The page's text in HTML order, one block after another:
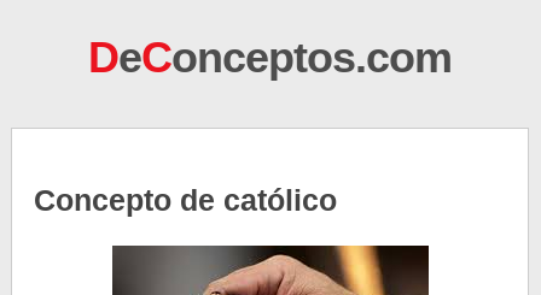
DeConceptos.com
Concepto de católico